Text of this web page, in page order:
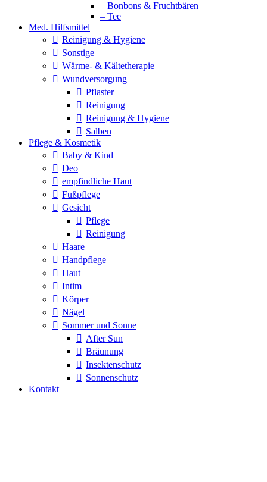
– Bonbons & Fruchtbären
– Tee
Med. Hilfsmittel
Reinigung & Hygiene
Sonstige
Wärme- & Kältetherapie
Wundversorgung
Pflaster
Reinigung
Reinigung & Hygiene
Salben
Pflege & Kosmetik
Baby & Kind
Deo
empfindliche Haut
Fußpflege
Gesicht
Pflege
Reinigung
Haare
Handpflege
Haut
Intim
Körper
Nägel
Sommer und Sonne
After Sun
Bräunung
Insektenschutz
Sonnenschutz
Kontakt